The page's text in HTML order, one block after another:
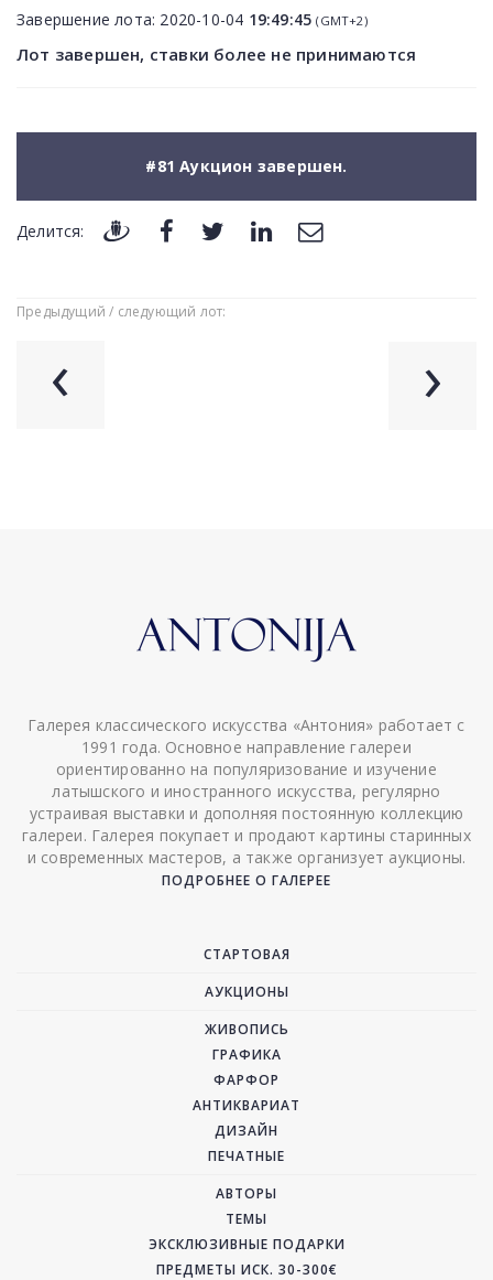
Завершение лота: 2020-10-04 19:49:45 (GMT+2)
Лот завершен, ставки более не принимаются
#81 Аукцион завершен.
Делится:
Предыдущий / следующий лот:
‹ ›
Галерея классического искусства «Антония» работает с
1991 года. Основное направление галереи
ориентированно на популяризование и изучение
латышского и иностранного искусства, регулярно
устраивая выставки и дополняя постоянную коллекцию
галереи. Галерея покупает и продают картины старинных
и современных мастеров, а также организует аукционы.
ПОДРОБНЕЕ О ГАЛЕРЕЕ
СТАРТОВАЯ
АУКЦИОНЫ
ЖИВОПИСЬ
ГРАФИКА
ФАРФОР
АНТИКВАРИАТ
ДИЗАЙН
ПЕЧАТНЫЕ
АВТОРЫ
ТЕМЫ
ЭКСКЛЮЗИВНЫЕ ПОДАРКИ
ПРЕДМЕТЫ ИСК. 30-300€